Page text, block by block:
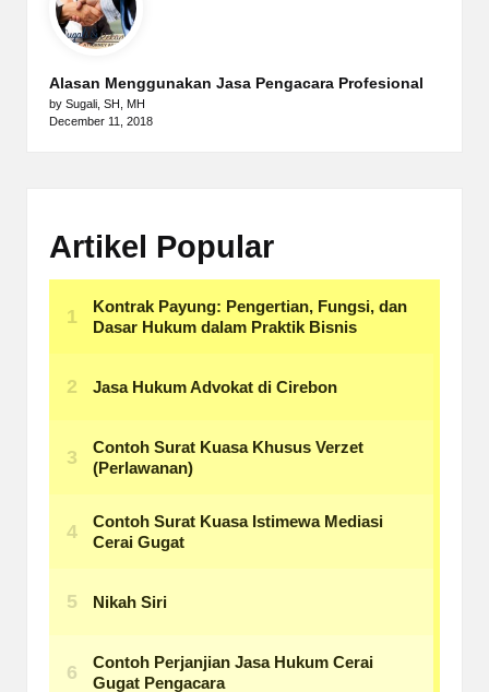
Alasan Menggunakan Jasa Pengacara Profesional
by Sugali, SH, MH
December 11, 2018
Artikel Popular